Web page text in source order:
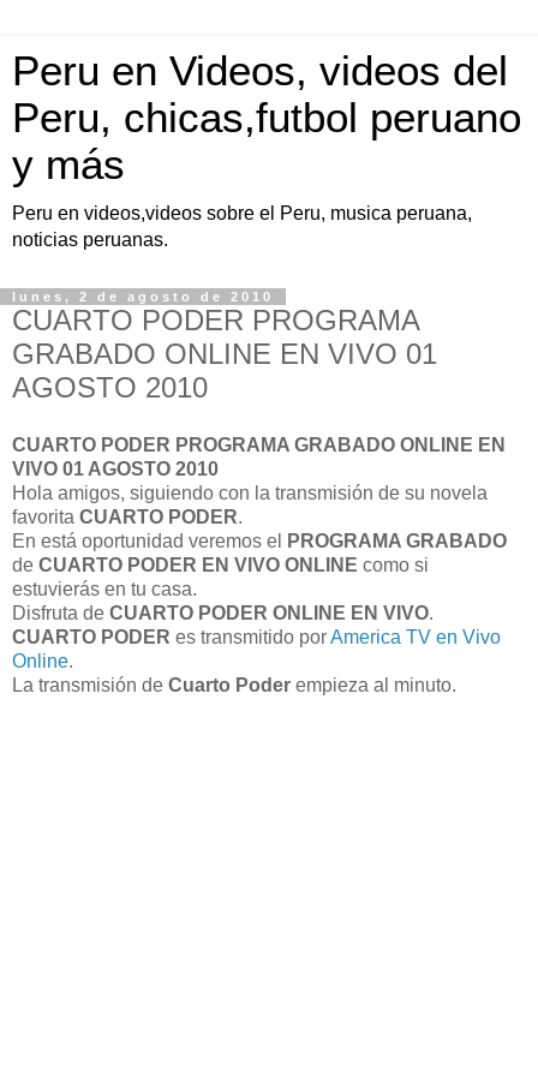
Peru en Videos, videos del
Peru, chicas,futbol peruano
y más
Peru en videos,videos sobre el Peru, musica peruana,
noticias peruanas.
lunes, 2 de agosto de 2010
CUARTO PODER PROGRAMA
GRABADO ONLINE EN VIVO 01
AGOSTO 2010
CUARTO PODER PROGRAMA GRABADO ONLINE EN
VIVO 01 AGOSTO 2010
Hola amigos, siguiendo con la transmisión de su novela
favorita CUARTO PODER.
En está oportunidad veremos el
PROGRAMA GRABADO
de CUARTO PODER EN VIVO ONLINE como si
estuvierás en tu casa.
Disfruta de CUARTO PODER ONLINE EN VIVO.
CUARTO PODER es transmitido porAmerica TV en Vivo
Online.
La transmisión de Cuarto Poder empieza al minuto.